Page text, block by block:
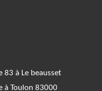
83 à Le beausset
à Toulon 83000